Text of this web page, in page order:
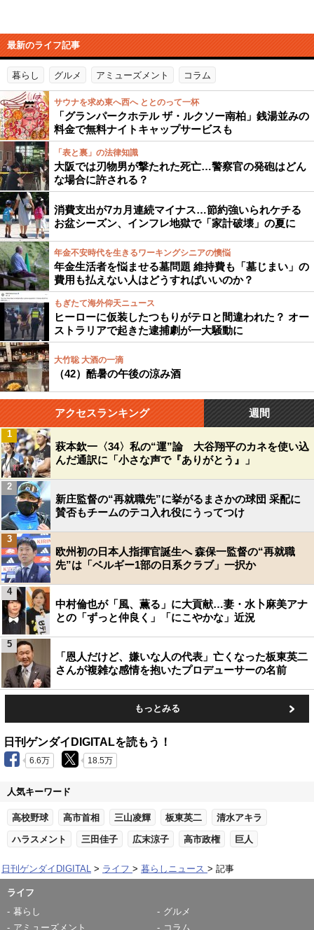
最新のライフ記事
暮らし グルメ アミューズメント コラム
サウナを求め東へ西へ ととのって一杯
「グランパークホテル ザ・ルクソー南柏」銭湯並みの
料金で無料ナイトキャップサービスも
「表と裏」の法律知識
大阪では刃物男が撃たれた死亡…警察官の発砲はどん
な場合に許される？
消費支出が7カ月連続マイナス…節約強いられケチる
お盆シーズン、インフレ地獄で「家計破壊」の夏に
年金不安時代を生きるワーキングシニアの懊悩
年金生活者を悩ませる墓問題 維持費も「墓じまい」の
費用も払えない人はどうすればいいのか？
もぎたて海外仰天ニュース
ヒーローに仮装したつもりがテロと間違われた？ オー
ストラリアで起きた逮捕劇が一大騒動に
大竹聡 大酒の一滴
（42）酷暑の午後の涼み酒
アクセスランキング 週間
萩本欽一〈34〉私の“運”論 大谷翔平のカネを使い込
んだ通訳に「小さな声で『ありがとう』」
1
新庄監督の“再就職先”に挙がるまさかの球団 采配に
賛否もチームのテコ入れ役にうってつけ
2
欧州初の日本人指揮官誕生へ 森保一監督の“再就職
先”は「ベルギー1部の日系クラブ」一択か
3
中村倫也が「風、薫る」に大貢献…妻・水卜麻美アナ
との「ずっと仲良く」「にこやかな」近況
4
「恩人だけど、嫌いな人の代表」亡くなった板東英二
さんが複雑な感情を抱いたプロデューサーの名前
5
もっとみる
日刊ゲンダイDIGITALを読もう！
6.6万 18.5万
人気キーワード
高校野球 高市首相 三山凌輝 板東英二 清水アキラ
ハラスメント 三田佳子 広末涼子 高市政権 巨人
日刊ゲンダイDIGITAL ライフ 暮らしニュース 記事
ライフ
暮らし
グルメ
アミューズメント
コラム